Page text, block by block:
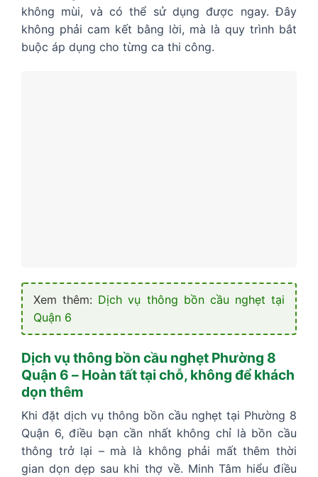
không mùi, và có thể sử dụng được ngay. Đây
không phải cam kết bằng lời, mà là quy trình bắt
buộc áp dụng cho từng ca thi công.
Xem thêm: Dịch vụ thông bồn cầu nghẹt tại
Quận 6
Dịch vụ thông bồn cầu nghẹt Phường 8
Quận 6 – Hoàn tất tại chỗ, không để khách
dọn thêm
Khi đặt dịch vụ thông bồn cầu nghẹt tại Phường 8
Quận 6, điều bạn cần nhất không chỉ là bồn cầu
thông trở lại – mà là không phải mất thêm thời
gian dọn dẹp sau khi thợ về. Minh Tâm hiểu điều